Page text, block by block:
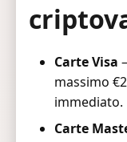
Carte Visa
massimo
immediato.
Carte